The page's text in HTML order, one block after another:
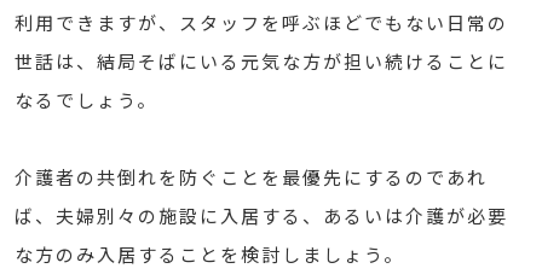
利用できますが、スタッフを呼ぶほどでもない日常の
世話は、結局そばにいる元気な方が担い続けることに
なるでしょう。
介護者の共倒れを防ぐことを最優先にするのであれ
ば、夫婦別々の施設に入居する、あるいは介護が必要
な方のみ入居することを検討しましょう。